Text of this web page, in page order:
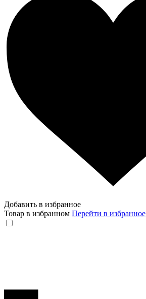
Добавить в избранное
Товар в избранном Перейти в избранное